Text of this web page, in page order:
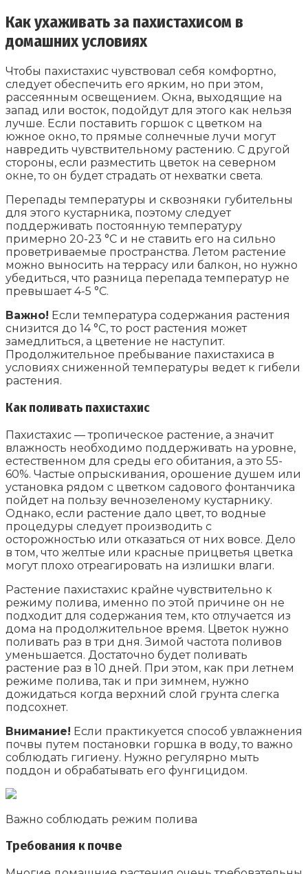
Как ухаживать за пахистахисом в
домашних условиях
Чтобы пахистахис чувствовал себя комфортно,
следует обеспечить его ярким, но при этом,
рассеянным освещением. Окна, выходящие на
запад или восток, подойдут для этого как нельзя
лучше. Если поставить горшок с цветком на
южное окно, то прямые солнечные лучи могут
навредить чувствительному растению. С другой
стороны, если разместить цветок на северном
окне, то он будет страдать от нехватки света.
Перепады температуры и сквозняки губительны
для этого кустарника, поэтому следует
поддерживать постоянную температуру
примерно 20-23 °C и не ставить его на сильно
проветриваемые пространства. Летом растение
можно выносить на террасу или балкон, но нужно
убедиться, что разница перепада температур не
превышает 4-5 °C.
Важно! Если температура содержания растения
снизится до 14 °C, то рост растения может
замедлиться, а цветение не наступит.
Продолжительное пребывание пахистахиса в
условиях сниженной температуры ведет к гибели
растения.
Как поливать пахистахис
Пахистахис — тропическое растение, а значит
влажность необходимо поддерживать на уровне,
естественном для среды его обитания, а это 55-
60%. Частые опрыскивания, орошение душем или
установка рядом с цветком садового фонтанчика
пойдет на пользу вечнозеленому кустарнику.
Однако, если растение дало цвет, то водные
процедуры следует производить с
осторожностью или отказаться от них вовсе. Дело
в том, что желтые или красные прицветья цветка
могут плохо отреагировать на излишки влаги.
Растение пахистахис крайне чувствительно к
режиму полива, именно по этой причине он не
подходит для содержания тем, кто отлучается из
дома на продолжительное время. Цветок нужно
поливать раз в три дня. Зимой частота поливов
уменьшается. Достаточно будет поливать
растение раз в 10 дней. При этом, как при летнем
режиме полива, так и при зимнем, нужно
дожидаться когда верхний слой грунта слегка
подсохнет.
Внимание! Если практикуется способ увлажнения
почвы путем постановки горшка в воду, то важно
соблюдать гигиену. Нужно регулярно мыть
поддон и обрабатывать его фунгицидом.
Важно соблюдать режим полива
Требования к почве